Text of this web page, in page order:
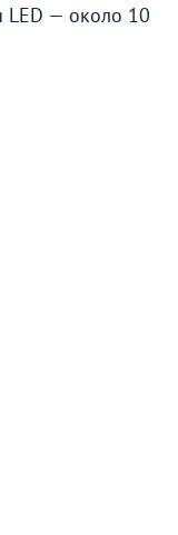
LED — около 10